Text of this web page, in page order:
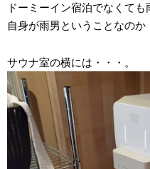
ドーミーイン宿泊でなくて
自身が雨男ということなのか
サウナ室の横には・・・。